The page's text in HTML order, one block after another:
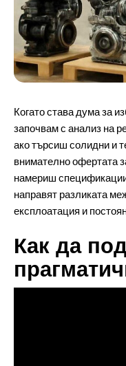
Когато става дума за
започвам с анализ на
ако търсиш солидни и
внимателно офертата
намериш
направят разликата
експлоатация и
Как да